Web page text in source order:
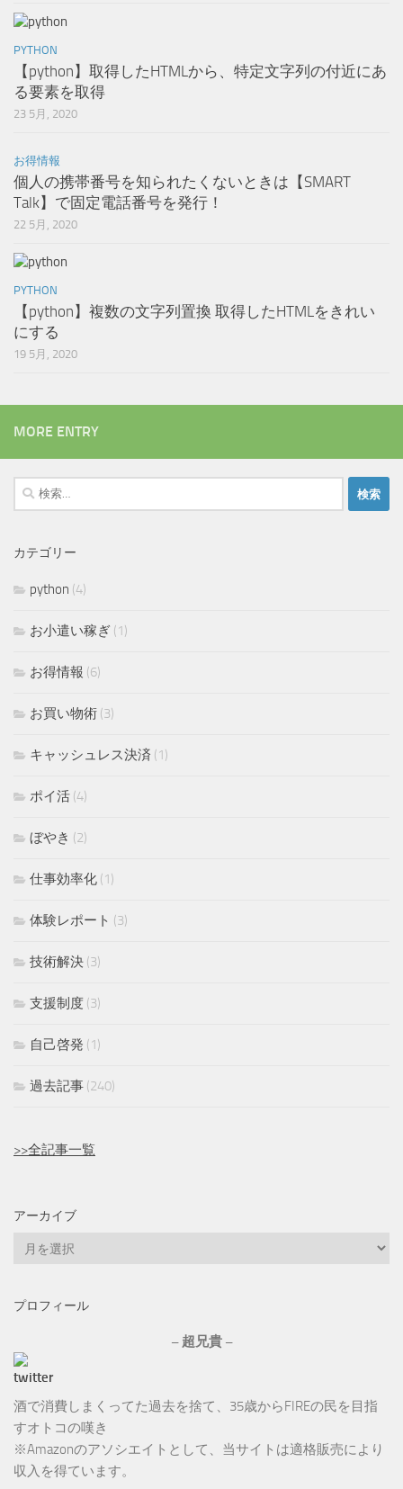
PYTHON
【python】取得したHTMLから、特定文字列の付近にあ
る要素を取得
23 5月, 2020
お得情報
個人の携帯番号を知られたくないときは【SMART
Talk】で固定電話番号を発行！
22 5月, 2020
PYTHON
【python】複数の文字列置換 取得したHTMLをきれい
にする
19 5月, 2020
MORE ENTRY
検
索:
カテゴリー
python (4)
お小遣い稼ぎ (1)
お得情報 (6)
お買い物術 (3)
キャッシュレス決済 (1)
ポイ活 (4)
ぼやき (2)
仕事効率化 (1)
体験レポート (3)
技術解決 (3)
支援制度 (3)
自己啓発 (1)
過去記事 (240)
>>全記事一覧
アーカイブ
イ
プロフィール
– 超兄貴 –
酒で消費しまくってた過去を捨て、35歳からFIREの民を目指
すオトコの嘆き
※Amazonのアソシエイトとして、当サイトは適格販売により
収入を得ています。